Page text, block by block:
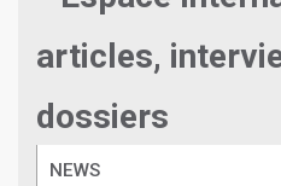
articles,
dossiers
NEWS